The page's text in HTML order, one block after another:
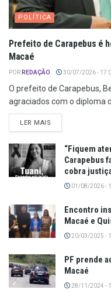
POLÍTICA
Prefeito de Carapebus é
Macaé
POR REDAÇÃO 30/07/2026 -
O prefeito de Carapebus,
agraciados com o diploma
LER MAIS
“Fiquem
Carapebus
cobra
01/08/2026 -
Encontro
Macaé e
20/03/2025 -
PF prende
Macaé
28/11/2024 -